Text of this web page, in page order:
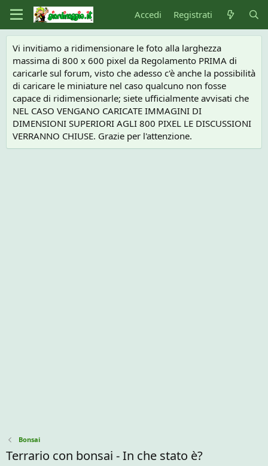
Accedi Registrati
Vi invitiamo a ridimensionare le foto alla larghezza
massima di 800 x 600 pixel da Regolamento PRIMA di
caricarle sul forum, visto che adesso c'è anche la possibilità
di caricare le miniature nel caso qualcuno non fosse
capace di ridimensionarle; siete ufficialmente avvisati che
NEL CASO VENGANO CARICATE IMMAGINI DI
DIMENSIONI SUPERIORI AGLI 800 PIXEL LE DISCUSSIONI
VERRANNO CHIUSE. Grazie per l'attenzione.
Bonsai
Terrario con bonsai - In che stato è?